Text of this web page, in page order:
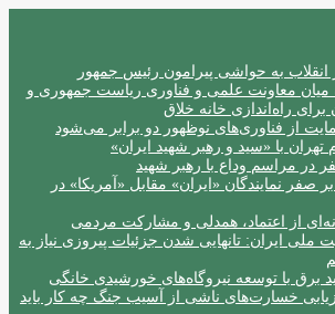
انقلاب به حواشی پیرامون رئیس جمهور
میان معاونت علمی و فناوری ریاست جمهوری و
راه‌اندازی خانه خلاق
از فناوری‌های نوظهور دو برابر می‌شود
تهران با «سید و رهبر شهید ایران»
در مراسم وداع با رهبر شهید
پیروزی قاطع ۱۰ بر صفر نمایندگان «ایران» مقابل «آمریکا» در
از اعتماد، همدلی و مشارکت مردمی
ملی ایران: تانهایی شدن جزئیات پیروزی نیاز به
برق با توسعه نیروگاه‌های خورشیدی خانگی
خسارت‌های ناشی از آسیب جنگ چه کار باید